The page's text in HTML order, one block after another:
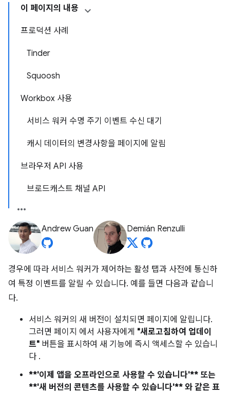
이 페이지의 내용
프로덕션 사례
Tinder
Squoosh
Workbox 사용
서비스 워커 수명 주기 이벤트 수신 대기
캐시 데이터의 변경사항을 페이지에 알림
브라우저 API 사용
브로드캐스트 채널 API
Andrew Guan Demián Renzulli
경우에 따라 서비스 워커가 제어하는 활성 탭과 사전에 통신하
여 특정 이벤트를 알릴 수 있습니다. 예를 들면 다음과 같습니
다.
서비스 워커의 새 버전이 설치되면 페이지에 알립니다.
그러면 페이지 에서 사용자에게 "새로고침하여 업데이
트" 버튼을 표시하여 새 기능에 즉시 액세스할 수 있습니
다 .
**'이제 앱을 오프라인으로 사용할 수 있습니다'** 또는
**'새 버전의 콘텐츠를 사용할 수 있습니다'** 와 같은 표